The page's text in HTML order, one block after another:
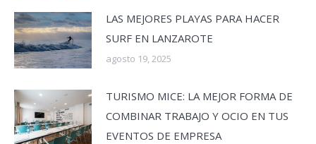
LAS MEJORES PLAYAS PARA HACER
SURF EN LANZAROTE
agosto 19, 2025
TURISMO MICE: LA MEJOR FORMA DE
COMBINAR TRABAJO Y OCIO EN TUS
EVENTOS DE EMPRESA